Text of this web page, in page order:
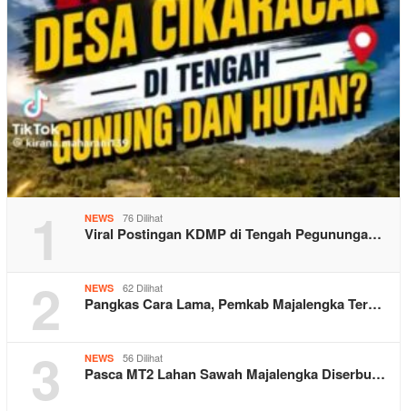
1 NEWS 76 Dilihat
Viral Postingan KDMP di Tengah Pegununga…
2 NEWS 62 Dilihat
Pangkas Cara Lama, Pemkab Majalengka Ter…
3 NEWS 56 Dilihat
Pasca MT2 Lahan Sawah Majalengka Diserbu…